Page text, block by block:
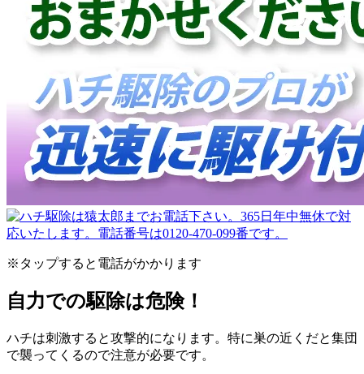
※タップすると電話がかかります
自力での駆除は危険！
ハチは刺激すると攻撃的になります。特に巣の近くだと集団
で襲ってくるので注意が必要です。